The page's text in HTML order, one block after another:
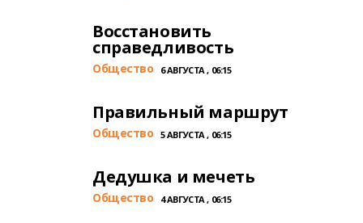
Восстановить
справедливость
Общество 6 АВГУСТА , 06:15
Правильный маршрут
Общество 5 АВГУСТА , 06:15
Дедушка и мечеть
Общество 4 АВГУСТА , 06:15